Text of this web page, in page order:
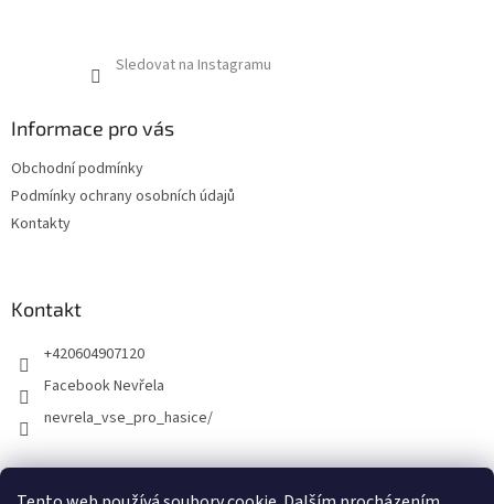
Sledovat na Instagramu
Informace pro vás
Obchodní podmínky
Podmínky ochrany osobních údajů
Kontakty
Kontakt
+420604907120
Facebook Nevřela
nevrela_vse_pro_hasice/